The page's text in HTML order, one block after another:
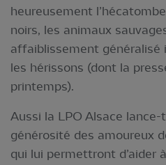
heureusement
noirs, les animaux
affaiblissement
les hérissons (dont la
printemps).
Aussi la LPO Alsace
générosité des amoureux
qui lui permettront d’aider